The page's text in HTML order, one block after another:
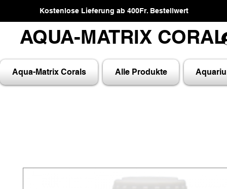
Kostenlose Lieferung ab 400Fr. Bestellwert
AQUA-MATRIX
AQUA-MATRIX
Aqua-Matrix Corals Alle Produkte